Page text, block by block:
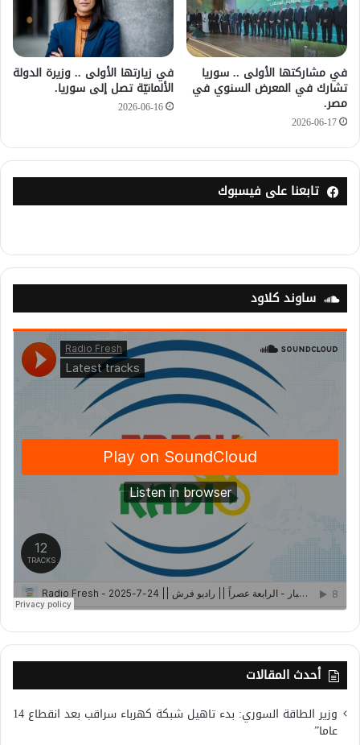
في مشاركتها الأولى .. سوريا
تشارك في المعرض السنوي في
مصر.
2026-06-17
في زيارتها الأولى .. وزيرة الدولة
الألمانيّة تصل إلى سوريا.
2026-06-16
تابعنا على فيسبوك
ساوند كلاود
أحدث المقالات
وزير الطاقة السوري: بدء تاهيل شبكة كهرباء سراقب بعد انقطاع 14
عاما”